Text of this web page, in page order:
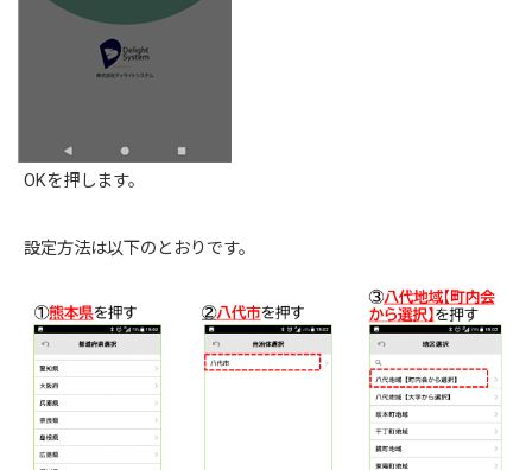
OKを押します。
設定方法は以下のとおりです。